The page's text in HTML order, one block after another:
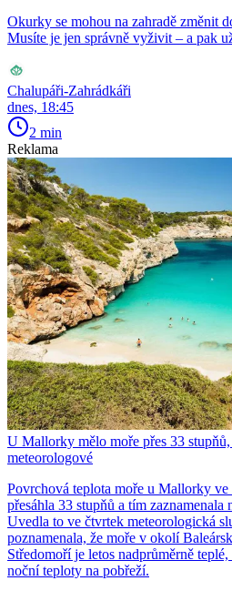
Okurky se mohou na zahradě změnit
Musíte je jen správně vyživit – a pak
Chalupáři-Zahrádkáři
dnes, 18:45
2 min
Reklama
U Mallorky mělo moře přes 33
meteorologové
Povrchová teplota moře u Mallorky ve
přesáhla 33 stupňů a tím zaznamenala
Uvedla to ve čtvrtek meteorologická
poznamenala, že moře v okolí
Středomoří je letos nadprůměrně
noční teploty na pobřeží.